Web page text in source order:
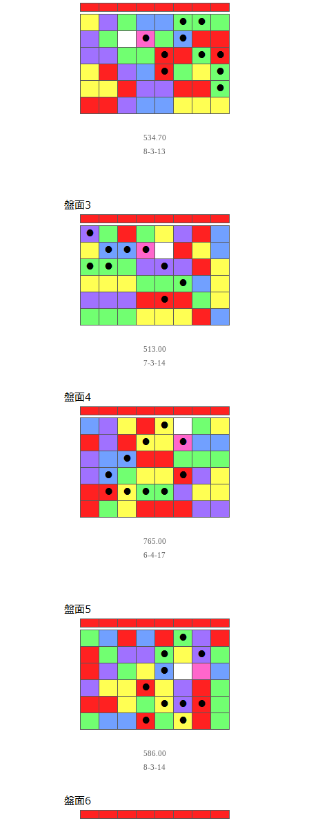
534.70
8-3-13
513.00
7-3-14
765.00
6-4-17
586.00
8-3-14